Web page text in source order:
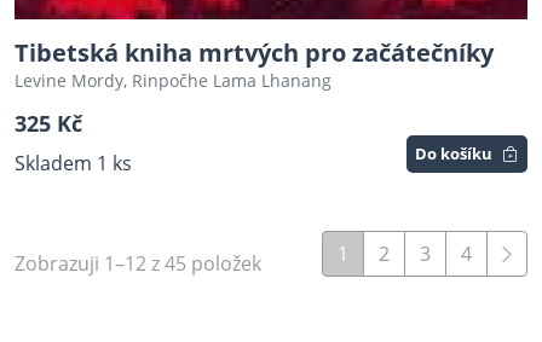
Tibetská kniha mrtvých pro začátečníky
Levine Mordy, Rinpočhe Lama Lhanang
325 Kč
Skladem 1 ks Do košíku
Zobrazuji 1–12 z 45 položek 1 2 3 4